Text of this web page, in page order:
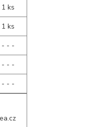
1 ks
1 ks
- - -
- - -
- - -